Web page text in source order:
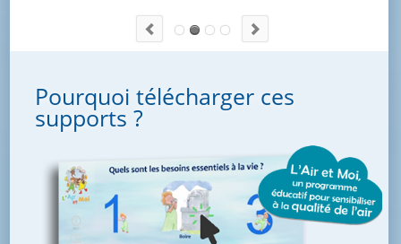
Pourquoi télécharger ces
supports ?